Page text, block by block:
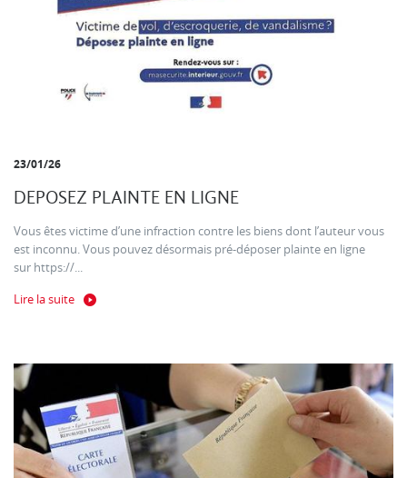
23/01/26
DEPOSEZ PLAINTE EN LIGNE
Vous êtes victime d’une infraction contre les biens dont l’auteur vous
est inconnu. Vous pouvez désormais pré-déposer plainte en ligne
sur https://...
Lire la suite